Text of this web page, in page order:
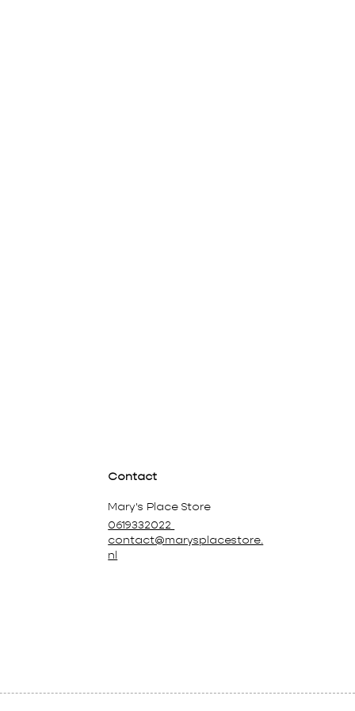
Contact
Mary's Place Store
0619332022
contact@marysplacestore.
nl